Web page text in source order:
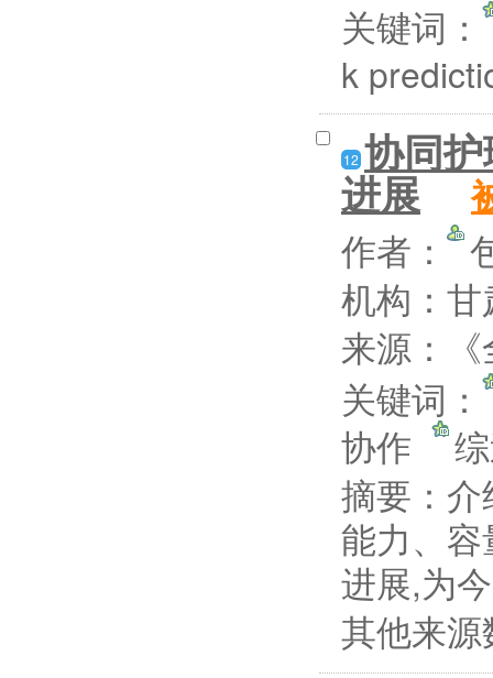
关键词：
k
12 协同
进展
作者：
机构：
来源：
关键词：
协作
摘要： 介
能力、
进展,为
其他来